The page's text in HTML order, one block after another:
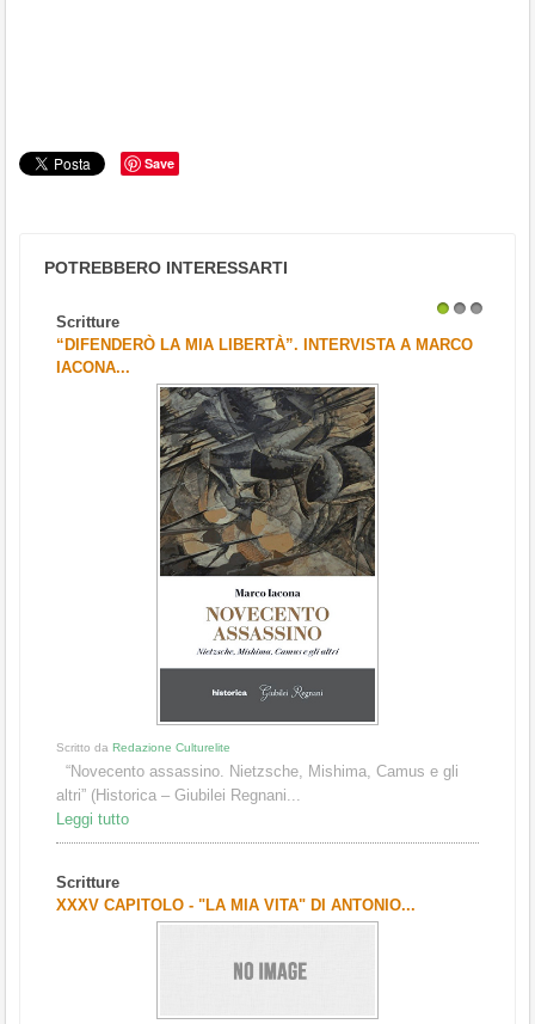
Save
POTREBBERO INTERESSARTI
Scritture
“DIFENDERÒ LA MIA LIBERTÀ”. INTERVISTA A MARCO
IACONA...
Scritto da Redazione Culturelite
“Novecento assassino. Nietzsche, Mishima, Camus e gli
altri” (Historica – Giubilei Regnani...
Leggi tutto
Scritture
XXXV CAPITOLO - "LA MIA VITA" DI ANTONIO...